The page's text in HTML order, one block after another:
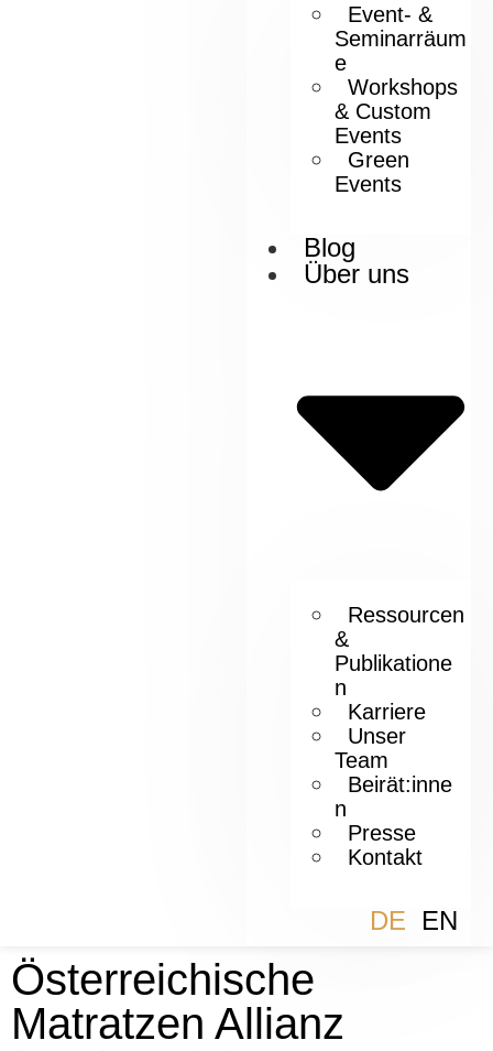
Event- &
Seminarräum
e
Workshops
& Custom
Events
Green
Events
Blog
Über uns
Ressourcen
&
Publikatione
n
Karriere
Unser
Team
Beirät:inne
n
Presse
Kontakt
EN
DE
Österreichische
Matratzen Allianz